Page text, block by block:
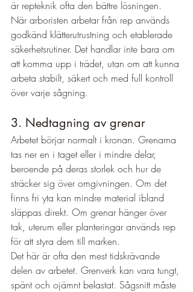
är repteknik ofta den bättre lösningen.
När arboristen arbetar från rep används
godkänd klätterutrustning och etablerade
säkerhetsrutiner. Det handlar inte bara om
att komma upp i trädet, utan om att kunna
arbeta stabilt, säkert och med full kontroll
över varje sågning.
3. Nedtagning av grenar
Arbetet börjar normalt i kronan. Grenarna
tas ner en i taget eller i mindre delar,
beroende på deras storlek och hur de
sträcker sig över omgivningen. Om det
finns fri yta kan mindre material ibland
släppas direkt. Om grenar hänger över
tak, uterum eller planteringar används rep
för att styra dem till marken.
Det här är ofta den mest tidskrävande
delen av arbetet. Grenverk kan vara tungt,
spänt och ojämnt belastat. Sågsnitt måste